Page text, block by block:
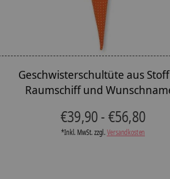
Geschwisterschultüte aus
Raumschiff und
€39,90 - €56,80
*Inkl. MwSt. zzgl.Versandkosten